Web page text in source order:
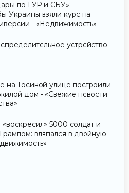
по ГУР и СБУ»:
Украины взяли курс на
- «Недвижимость»
устройство
на Тосиной улице построили
дом - «Свежие новости
5000 солдат и
вляпался в двойную